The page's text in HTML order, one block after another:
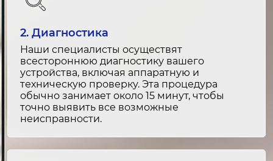
Замена фильтра для воды
1-2 часа
Ремонт фильтра для воды
30 минут
от 800 ₽
Замена системы блокировки дверцы
2. Диагностика
Наши специалисты осуществят
всестороннюю диагностику вашего
устройства, включая аппаратную и
техническую проверку. Эта процедура
обычно занимает около 15 минут, чтобы
точно выявить все возможные
неисправности.